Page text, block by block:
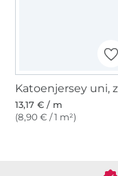
13,17 € / m
(8,90 € / 1 m²)